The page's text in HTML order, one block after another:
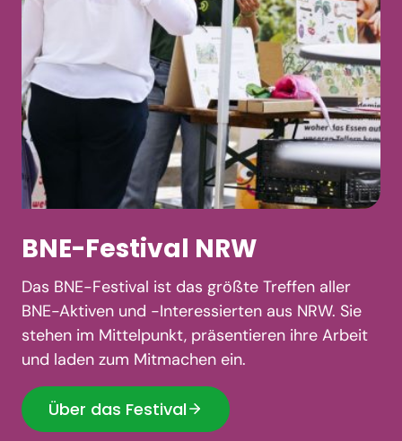
BNE-Festival NRW
Das BNE-Festival ist das größte Treffen aller
BNE-Aktiven und -Interessierten aus NRW. Sie
stehen im Mittelpunkt, präsentieren ihre Arbeit
und laden zum Mitmachen ein.
Über das Festival